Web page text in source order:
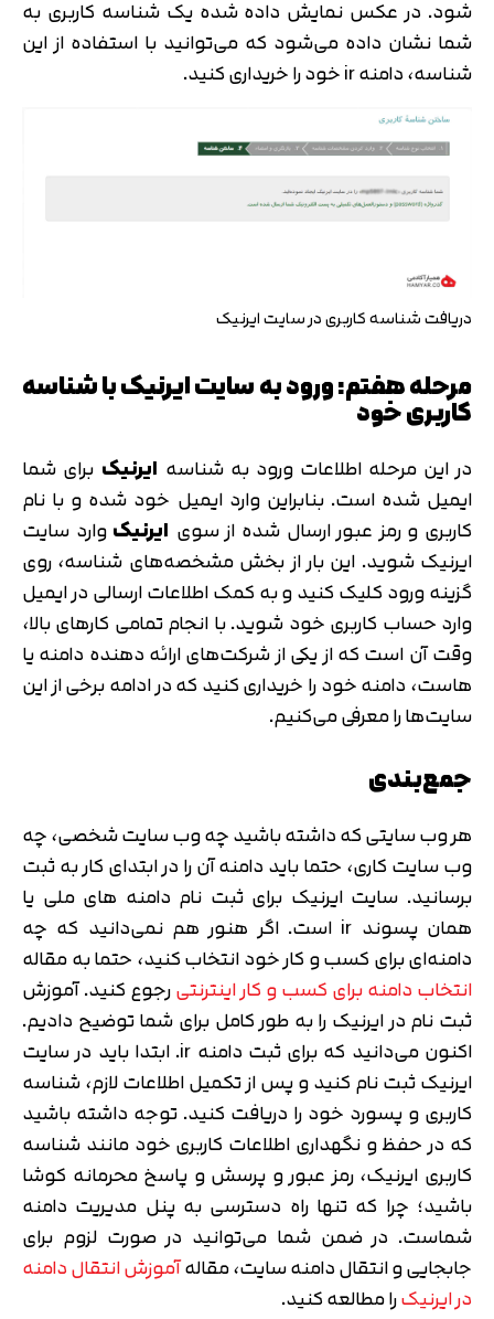
شود. در عکس نمایش داده شده یک شناسه کاربری به
شما نشان داده می‌شود که می‌توانید با استفاده از این
شناسه، دامنه ir خود را خریداری کنید.
دریافت شناسه کاربری در سایت ایرنیک
مرحله هفتم: ورود به سایت ایرنیک با شناسه
کاربری خود
در این مرحله اطلاعات ورود به شناسه ایرنیک برای شما
ایمیل شده است. بنابراین وارد ایمیل خود شده و با نام
کاربری و رمز عبور ارسال شده از سوی ایرنیکوارد سایت
ایرنیک شوید. این بار از بخش مشخصه‌های شناسه، روی
گزینه ورود کلیک کنید و به کمک اطلاعات ارسالی در ایمیل
وارد حساب کاربری خود شوید. با انجام تمامی کارهای بالا،
وقت آن است که از یکی از شرکت‌های ارائه دهنده دامنه یا
هاست، دامنه خود را خریداری کنید که در ادامه برخی از این
سایت‌ها را معرفی می‌کنیم.
جمع‌بندی
هر وب سایتی که داشته باشید چه وب سایت شخصی، چه
وب سایت کاری، حتما باید دامنه آن را در ابتدای کار به ثبت
برسانید. سایت ایرنیک برای ثبت نام دامنه های ملی یا
همان پسوند ir است. اگر هنور هم نمی‌دانید که چه
دامنه‌ای برای کسب و کار خود انتخاب کنید، حتما به مقاله
انتخاب دامنه برای کسب و کار اینترنتیرجوع کنید. آموزش
ثبت نام در ایرنیک را به طور کامل برای شما توضیح دادیم.
اکنون می‌دانید که برای ثبت دامنه ir. ابتدا باید در سایت
ایرنیک ثبت نام کنید و پس از تکمیل اطلاعات لازم، شناسه
کاربری و پسورد خود را دریافت کنید. توجه داشته باشید
که در حفظ و نگهداری اطلاعات کاربری خود مانند شناسه
کاربری ایرنیک، رمز عبور و پرسش و پاسخ محرمانه کوشا
باشید؛ چرا که تنها راه دسترسی به پنل مدیریت دامنه
شماست. در ضمن شما می‌توانید در صورت لزوم برای
جابجایی و انتقال دامنه سایت، مقالهآموزش انتقال دامنه
در ایرنیکرا مطالعه کنید.